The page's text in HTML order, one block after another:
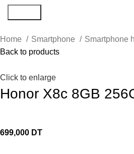
Home Smartphone Smartphone
Back to products
Click to enlarge
Honor X8c 8GB
699,000 DT